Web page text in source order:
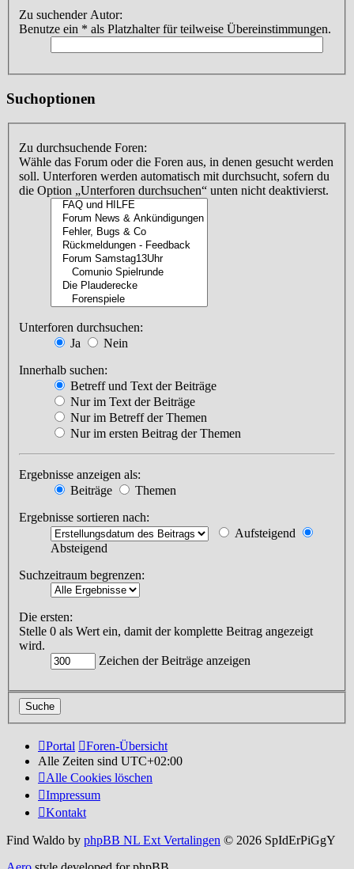
Zu suchender Autor:
Benutze ein * als Platzhalter für teilweise Übereinstimmungen.
Suchoptionen
Zu durchsuchende Foren:
Wähle das Forum oder die Foren aus, in denen gesucht werden
soll. Unterforen werden automatisch mit durchsucht, sofern du
die Option „Unterforen durchsuchen“ unten nicht deaktivierst.
Unterforen durchsuchen:
Ja
Nein
Innerhalb suchen:
Betreff und Text der Beiträge
Nur im Text der Beiträge
Nur im Betreff der Themen
Nur im ersten Beitrag der Themen
Ergebnisse anzeigen als:
Beiträge
Themen
Ergebnisse sortieren nach:
Aufsteigend
Absteigend
Suchzeitraum begrenzen:
Die ersten:
Stelle 0 als Wert ein, damit der komplette Beitrag angezeigt
wird.
Zeichen der Beiträge anzeigen
Portal
Foren-Übersicht
Alle Zeiten sind UTC+02:00
Alle Cookies löschen
Impressum
Kontakt
Find Waldo by phpBB NL Ext Vertalingen © 2026 SpIdErPiGgY